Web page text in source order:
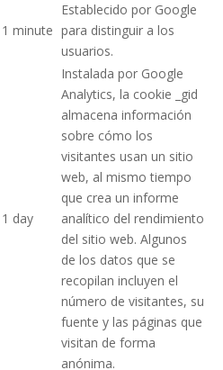
1 minute
Establecido por Google
para distinguir a los
usuarios.
1 day
Instalada por Google
Analytics, la cookie _gid
almacena información
sobre cómo los
visitantes usan un sitio
web, al mismo tiempo
que crea un informe
analítico del rendimiento
del sitio web. Algunos
de los datos que se
recopilan incluyen el
número de visitantes, su
fuente y las páginas que
visitan de forma
anónima.